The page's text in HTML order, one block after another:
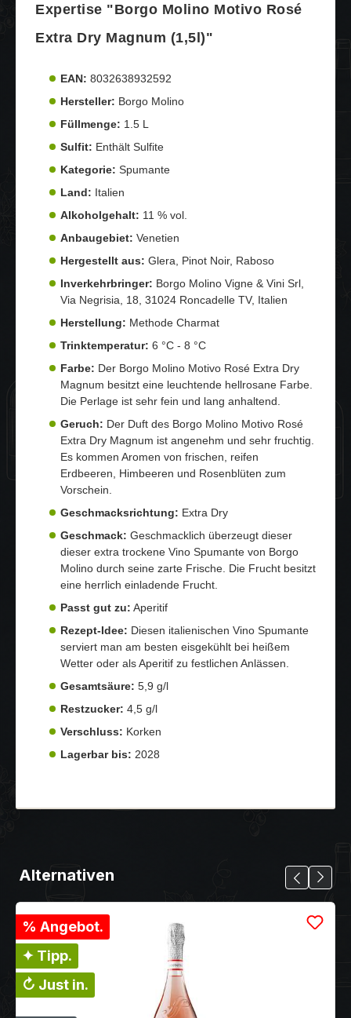
Expertise "Borgo Molino Motivo Rosé
Extra Dry Magnum (1,5l)"
EAN: 8032638932592
Hersteller: Borgo Molino
Füllmenge: 1.5 L
Sulfit: Enthält Sulfite
Kategorie: Spumante
Land: Italien
Alkoholgehalt: 11 % vol.
Anbaugebiet: Venetien
Hergestellt aus: Glera, Pinot Noir, Raboso
Inverkehrbringer: Borgo Molino Vigne & Vini Srl,
Via Negrisia, 18, 31024 Roncadelle TV, Italien
Herstellung: Metho­de Char­mat
Trinktemperatur: 6 °C - 8 °C
Farbe: Der Borgo Molino Motivo Rosé Extra Dry
Magnum besitzt eine leuchtende hellrosane Farbe.
Die Perlage ist sehr fein und lang anhaltend.
Geruch: Der Duft des Borgo Molino Motivo Rosé
Extra Dry Magnum ist angenehm und sehr fruchtig.
Es kommen Aromen von frischen, reifen
Erdbeeren, Himbeeren und Rosenblüten zum
Vorschein.
Geschmacksrichtung: Extra Dry
Geschmack: Geschmacklich überzeugt dieser
dieser extra trockene Vino Spumante von Borgo
Molino durch seine zarte Frische. Die Frucht besitzt
eine herrlich einladende Frucht.
Passt gut zu: Aperitif
Rezept-Idee: Diesen italienischen Vino Spumante
serviert man am besten eisgekühlt bei heißem
Wetter oder als Aperitif zu festlichen Anlässen.
Gesamtsäure: 5,9 g/l
Restzucker: 4,5 g/l
Verschluss: Korken
Lagerbar bis: 2028
Alternativen
% Angebot.
✦ Tipp.
↻ Just in.